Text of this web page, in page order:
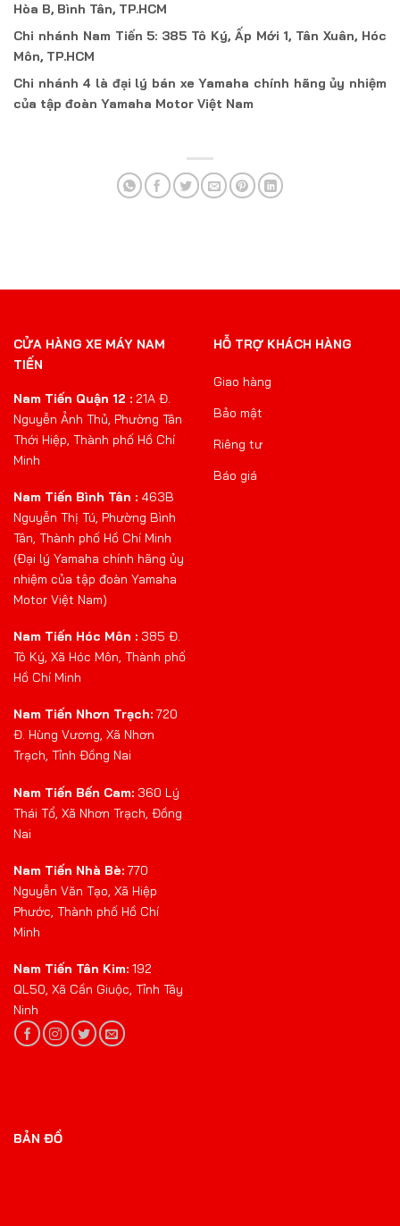
Hòa B, Bình Tân, TP.HCM
Chi nhánh Nam Tiến 5: 385 Tô Ký, Ấp Mới 1, Tân Xuân, Hóc
Môn, TP.HCM
Chi nhánh 4 là đại lý bán xe Yamaha chính hãng ủy nhiệm
của tập đoàn Yamaha Motor Việt Nam
CỬA HÀNG XE MÁY NAM
TIẾN
Nam Tiến Quận 12 : 21A Đ.
Nguyễn Ảnh Thủ, Phường Tân
Thới Hiệp, Thành phố Hồ Chí
Minh
Nam Tiến Bình Tân : 463B
Nguyễn Thị Tú, Phường Bình
Tân, Thành phố Hồ Chí Minh
(Đại lý Yamaha chính hãng ủy
nhiệm của tập đoàn Yamaha
Motor Việt Nam)
Nam Tiến Hóc Môn : 385 Đ.
Tô Ký, Xã Hóc Môn, Thành phố
Hồ Chí Minh
Nam Tiến Nhơn Trạch: 720
Đ. Hùng Vương, Xã Nhơn
Trạch, Tỉnh Đồng Nai
Nam Tiến Bến Cam: 360 Lý
Thái Tổ, Xã Nhơn Trạch, Đồng
Nai
Nam Tiến Nhà Bè: 770
Nguyễn Văn Tạo, Xã Hiệp
Phước, Thành phố Hồ Chí
Minh
Nam Tiến Tân Kim: 192
QL50, Xã Cần Giuộc, Tỉnh Tây
Ninh
HỖ TRỢ KHÁCH HÀNG
Giao hàng
Bảo mật
Riêng tư
Báo giá
BẢN ĐỒ